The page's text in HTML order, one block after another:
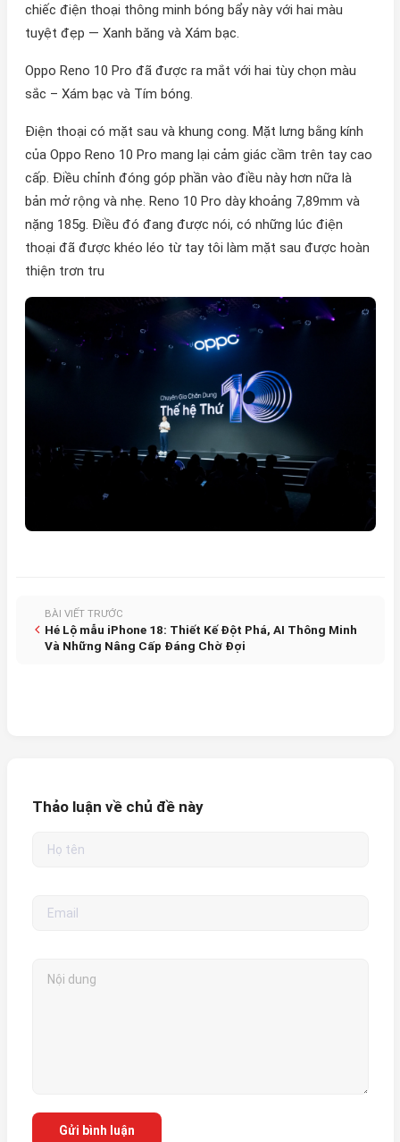
chiếc điện thoại thông minh bóng bẩy này với hai màu
tuyệt đẹp — Xanh băng và Xám bạc.
Oppo Reno 10 Pro đã được ra mắt với hai tùy chọn màu
sắc – Xám bạc và Tím bóng.
Điện thoại có mặt sau và khung cong. Mặt lưng bằng kính
của Oppo Reno 10 Pro mang lại cảm giác cầm trên tay cao
cấp. Điều chỉnh đóng góp phần vào điều này hơn nữa là
bản mở rộng và nhẹ. Reno 10 Pro dày khoảng 7,89mm và
nặng 185g. Điều đó đang được nói, có những lúc điện
thoại đã được khéo léo từ tay tôi làm mặt sau được hoàn
thiện trơn tru
BÀI VIẾT TRƯỚC
Hé Lộ mẫu iPhone 18: Thiết Kế Đột Phá, AI Thông Minh
Và Những Nâng Cấp Đáng Chờ Đợi
Thảo luận về chủ đề này
Gửi bình luận